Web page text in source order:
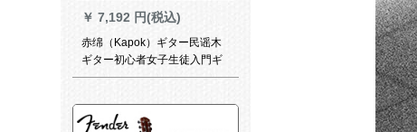
￥ 7,192 円(税込)
赤绵（Kapok）ギター民谣木
ギター初心者女子生徒入門ギ
ター38寸40寸吉そのギターの
シックパフォーマンスクラ
ス：41寸欠け角SD-233